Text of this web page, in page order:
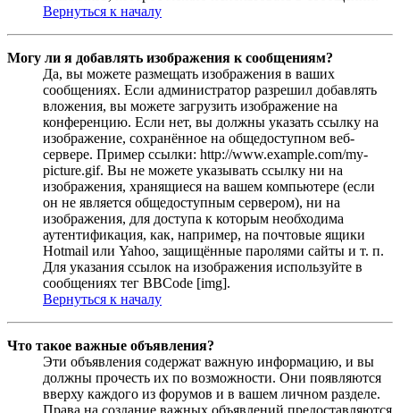
Вернуться к началу
Могу ли я добавлять изображения к сообщениям?
Да, вы можете размещать изображения в ваших
сообщениях. Если администратор разрешил добавлять
вложения, вы можете загрузить изображение на
конференцию. Если нет, вы должны указать ссылку на
изображение, сохранённое на общедоступном веб-
сервере. Пример ссылки: http://www.example.com/my-
picture.gif. Вы не можете указывать ссылку ни на
изображения, хранящиеся на вашем компьютере (если
он не является общедоступным сервером), ни на
изображения, для доступа к которым необходима
аутентификация, как, например, на почтовые ящики
Hotmail или Yahoo, защищённые паролями сайты и т. п.
Для указания ссылок на изображения используйте в
сообщениях тег BBCode [img].
Вернуться к началу
Что такое важные объявления?
Эти объявления содержат важную информацию, и вы
должны прочесть их по возможности. Они появляются
вверху каждого из форумов и в вашем личном разделе.
Права на создание важных объявлений предоставляются